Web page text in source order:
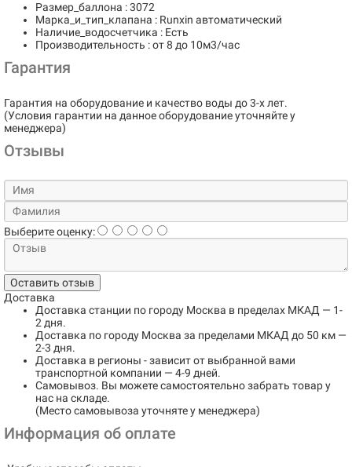
Размер_баллона : 3072
Марка_и_тип_клапана : Runxin автоматический
Наличие_водосчетчика : Есть
Производительность : от 8 до 10м3/час
Гарантия
Гарантия на оборудование и качество воды до 3-х лет.
(Условия гарантии на данное оборудование уточняйте у
менеджера)
Отзывы
Выберите оценку:
Оставить отзыв
Доставка
Доставка станции по городу Москва в пределах МКАД — 1-
2 дня.
Доставка по городу Москва за пределами МКАД до 50 км —
2-3 дня.
Доставка в регионы - зависит от выбранной вами
транспортной компании — 4-9 дней.
Самовывоз. Вы можете самостоятельно забрать товар у
нас на складе.
(Место самовывоза уточняте у менеджера)
Информация об оплате